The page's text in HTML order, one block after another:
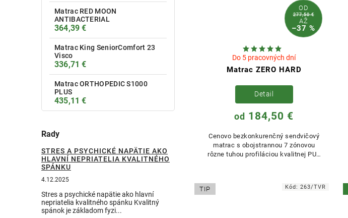
Matrac RED MOON
ANTIBACTERIAL
364,39 €
Matrac King SeniorComfort 23
Visco
336,71 €
Matrac ORTHOPEDIC S1000
PLUS
435,11 €
Rady
STRES A PSYCHICKÉ NAPÄTIE AKO
HLAVNÍ NEPRIATELIA KVALITNÉHO
SPÁNKU
4.12.2025
Stres a psychické napätie ako hlavní
nepriatelia kvalitného spánku Kvalitný
spánok je základom fyzi...
OD
277,50 €
AŽ
–37 %
Matrac ZERO HARD
Do 5 pracovných dní
od 184,50 €
Detail
Cenovo bezkonkurenčný sendvičový
matrac s obojstrannou 7 zónovou
rôzne tuhou profiláciou kvalitnej PUR
TIP Kód:263/TVR